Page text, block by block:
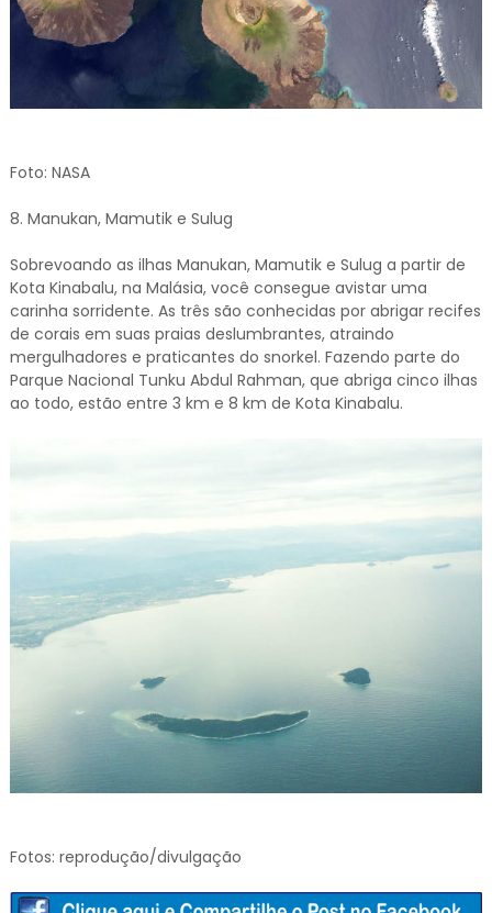
Foto: NASA
8. Manukan, Mamutik e Sulug
Sobrevoando as ilhas Manukan, Mamutik e Sulug a partir de
Kota Kinabalu, na Malásia, você consegue avistar uma
carinha sorridente. As três são conhecidas por abrigar recifes
de corais em suas praias deslumbrantes, atraindo
mergulhadores e praticantes do snorkel. Fazendo parte do
Parque Nacional Tunku Abdul Rahman, que abriga cinco ilhas
ao todo, estão entre 3 km e 8 km de Kota Kinabalu.
Fotos: reprodução/divulgação